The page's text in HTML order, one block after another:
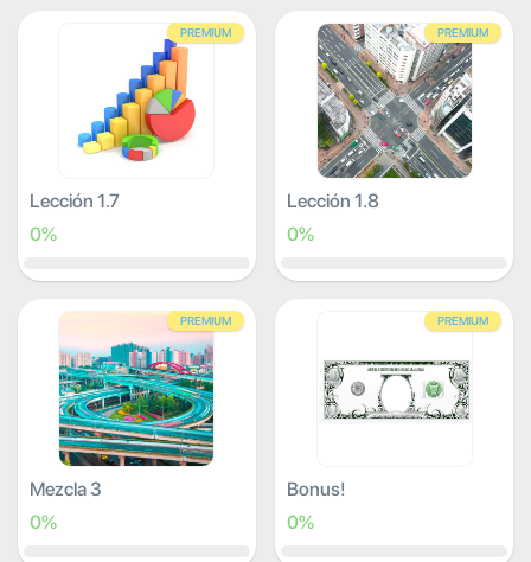
PREMIUM
Lección 1.7
0%
PREMIUM
Lección 1.8
0%
PREMIUM
Mezcla 3
0%
PREMIUM
Bonus!
0%